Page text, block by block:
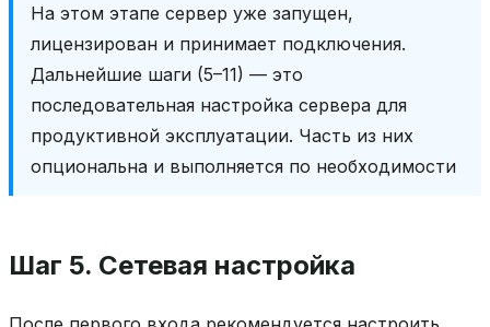
На этом этапе сервер уже запущен,
лицензирован и принимает подключения.
Дальнейшие шаги (5–11) — это
последовательная настройка сервера для
продуктивной эксплуатации. Часть из них
опциональна и выполняется по необходимости
Шаг 5. Сетевая настройка